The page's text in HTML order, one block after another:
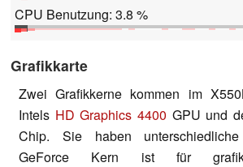
CPU Benutzung: 3.8 %
Grafikkarte
Zwei Grafikkerne kommen im
Intels HD Graphics 4400 GPU und
Chip. Sie haben
GeForce Kern ist für